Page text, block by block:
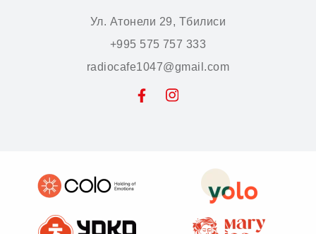
Ул. Атонели 29, Тбилиси
+995 575 757 333
radiocafe1047@gmail.com